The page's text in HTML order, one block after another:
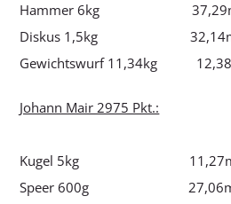
Hammer 6kg
Diskus 1,5kg
Gewichtswurf 11,34kg
Johann Mair 2975 Pkt.:
Kugel 5kg
Speer 600g